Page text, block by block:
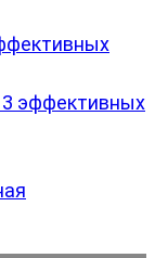
эффективных